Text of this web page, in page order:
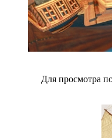
Для просмотра